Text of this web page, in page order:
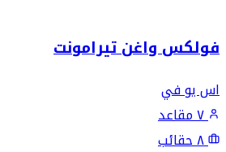
فولكس واغن تيرامونت
اس يو في
٧ مقاعد
٨ حقائب